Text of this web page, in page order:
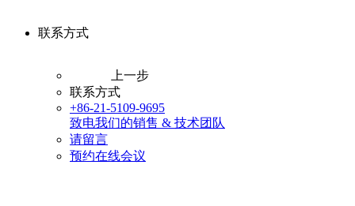
联系方式
上一步
联系方式
+86-21-5109-9695
致电我们的销售 & 技术团队
请留言
预约在线会议